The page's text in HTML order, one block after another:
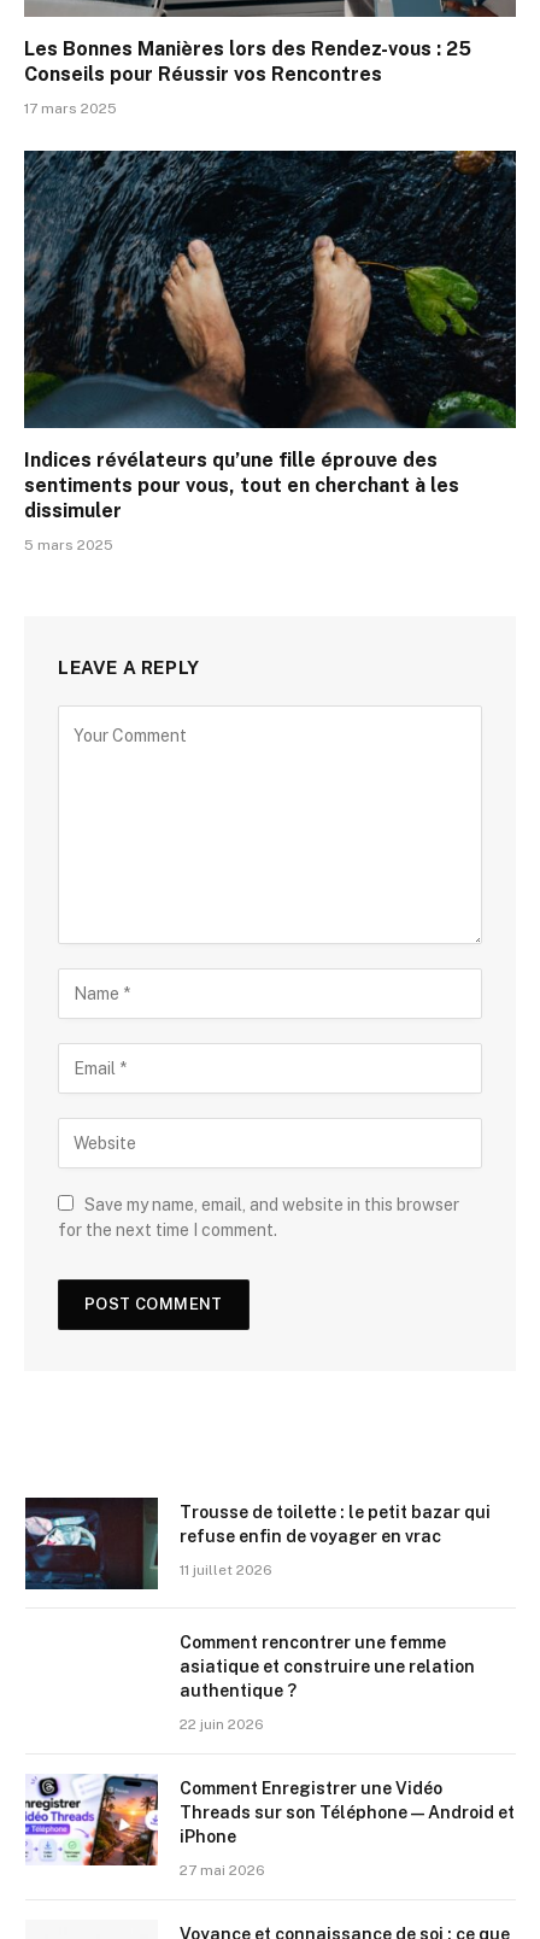
Les Bonnes Manières lors des Rendez-vous : 25
Conseils pour Réussir vos Rencontres
17 mars 2025
Indices révélateurs qu’une fille éprouve des
sentiments pour vous, tout en cherchant à les
dissimuler
5 mars 2025
LEAVE A REPLY
Save my name, email, and website in this browser
for the next time I comment.
Trousse de toilette : le petit bazar qui
refuse enfin de voyager en vrac
11 juillet 2026
Comment rencontrer une femme
asiatique et construire une relation
authentique ?
22 juin 2026
Comment Enregistrer une Vidéo
Threads sur son Téléphone — Android et
iPhone
27 mai 2026
Voyance et connaissance de soi : ce que